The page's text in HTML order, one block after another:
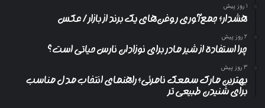
1 روز پیش
هشدار؛ جمع‌آوری روغن‌های یک برند از بازار/ عکس
2 روز پیش
چرا استفاده از شیر مادر برای نوزادان نارس حیاتی است؟
3 روز پیش
بهترین مارک سمعک نامرئی؛ راهنمای انتخاب مدل مناسب
برای شنیدن طبیعی تر